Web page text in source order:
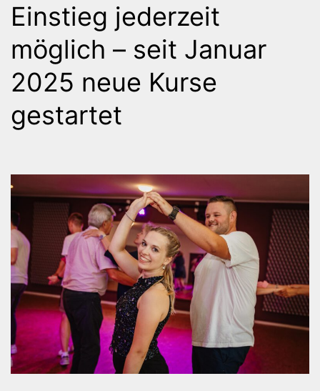
Einstieg jederzeit
möglich – seit Januar
2025 neue Kurse
gestartet